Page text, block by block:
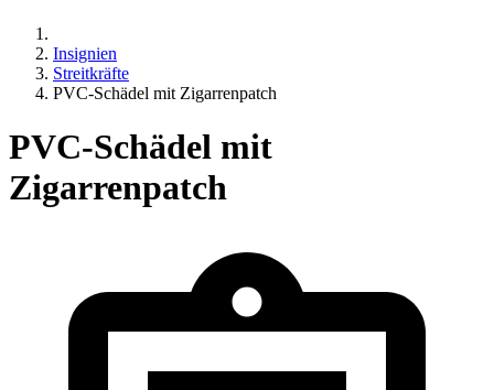
Insignien
Streitkräfte
PVC-Schädel mit Zigarrenpatch
PVC-Schädel mit
Zigarrenpatch